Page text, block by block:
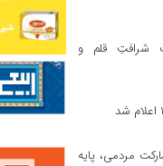
شرافتِ قلم و
مردمی، پایه